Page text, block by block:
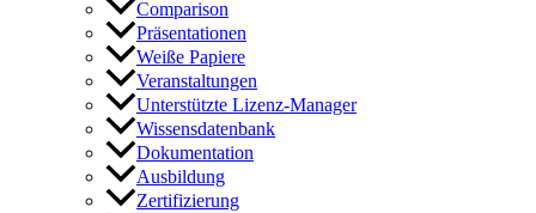
Comparison
Präsentationen
Weiße Papiere
Veranstaltungen
Unterstützte Lizenz-Manager
Wissensdatenbank
Dokumentation
Ausbildung
Zertifizierung